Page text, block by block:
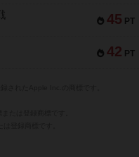
45 PT
42 PT